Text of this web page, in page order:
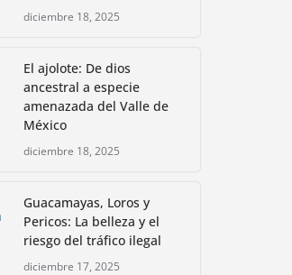
diciembre 18, 2025
El ajolote: De dios
ancestral a especie
amenazada del Valle de
México
diciembre 18, 2025
Guacamayas, Loros y
Pericos: La belleza y el
riesgo del tráfico ilegal
diciembre 17, 2025